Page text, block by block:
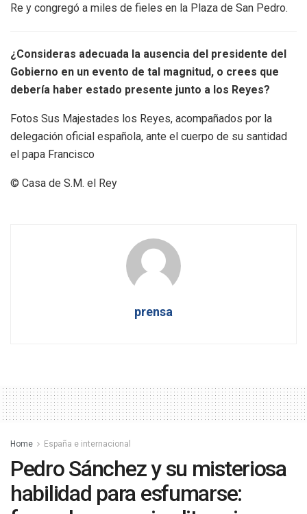
Re y congregó a miles de fieles en la Plaza de San Pedro.​
¿Consideras adecuada la ausencia del presidente del
Gobierno en un evento de tal magnitud, o crees que
debería haber estado presente junto a los Reyes?
Fotos Sus Majestades los Reyes, acompañados por la
delegación oficial española, ante el cuerpo de su santidad
el papa Francisco
© Casa de S.M. el Rey
prensa
Home España e internacional
Pedro Sánchez y su misteriosa
habilidad para esfumarse: